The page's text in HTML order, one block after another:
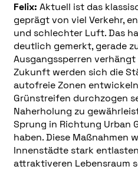
Felix: Aktuell ist das
geprägt von viel Verkehr,
und schlechter Luft. Das
deutlich gemerkt, gerade
Ausgangssperren
Zukunft werden sich die
autofreie Zonen
Grünstreifen durchzogen
Naherholung zu
Sprung in Richtung Urban
haben. Diese Maßnahmen
Innenstädte stark
attraktiveren Lebensraum